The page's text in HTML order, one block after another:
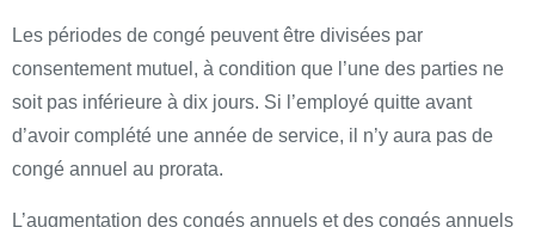
Les périodes de congé peuvent être divisées par
consentement mutuel, à condition que l’une des parties ne
soit pas inférieure à dix jours. Si l’employé quitte avant
d’avoir complété une année de service, il n’y aura pas de
congé annuel au prorata.
L’augmentation des congés annuels et des congés annuels